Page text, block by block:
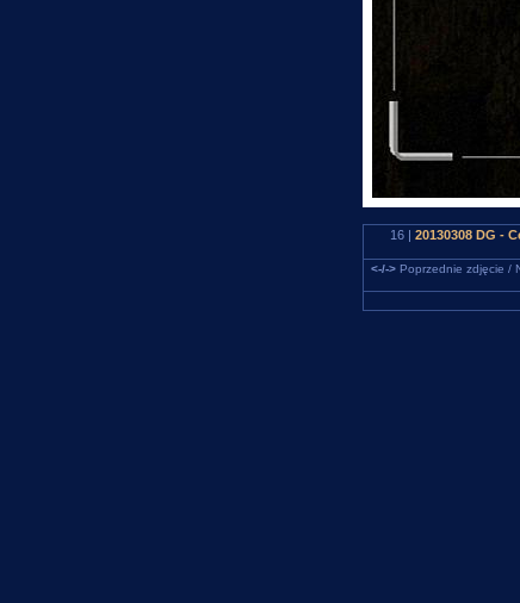
16 | 20130308 DG -
<-/->Poprzednie zdjęcie /